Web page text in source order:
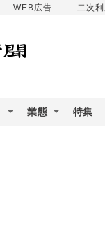
WEB広告 二次
業態 特集